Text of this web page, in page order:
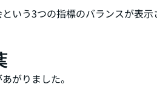
いう3つの指標のバランスが表
がりました。